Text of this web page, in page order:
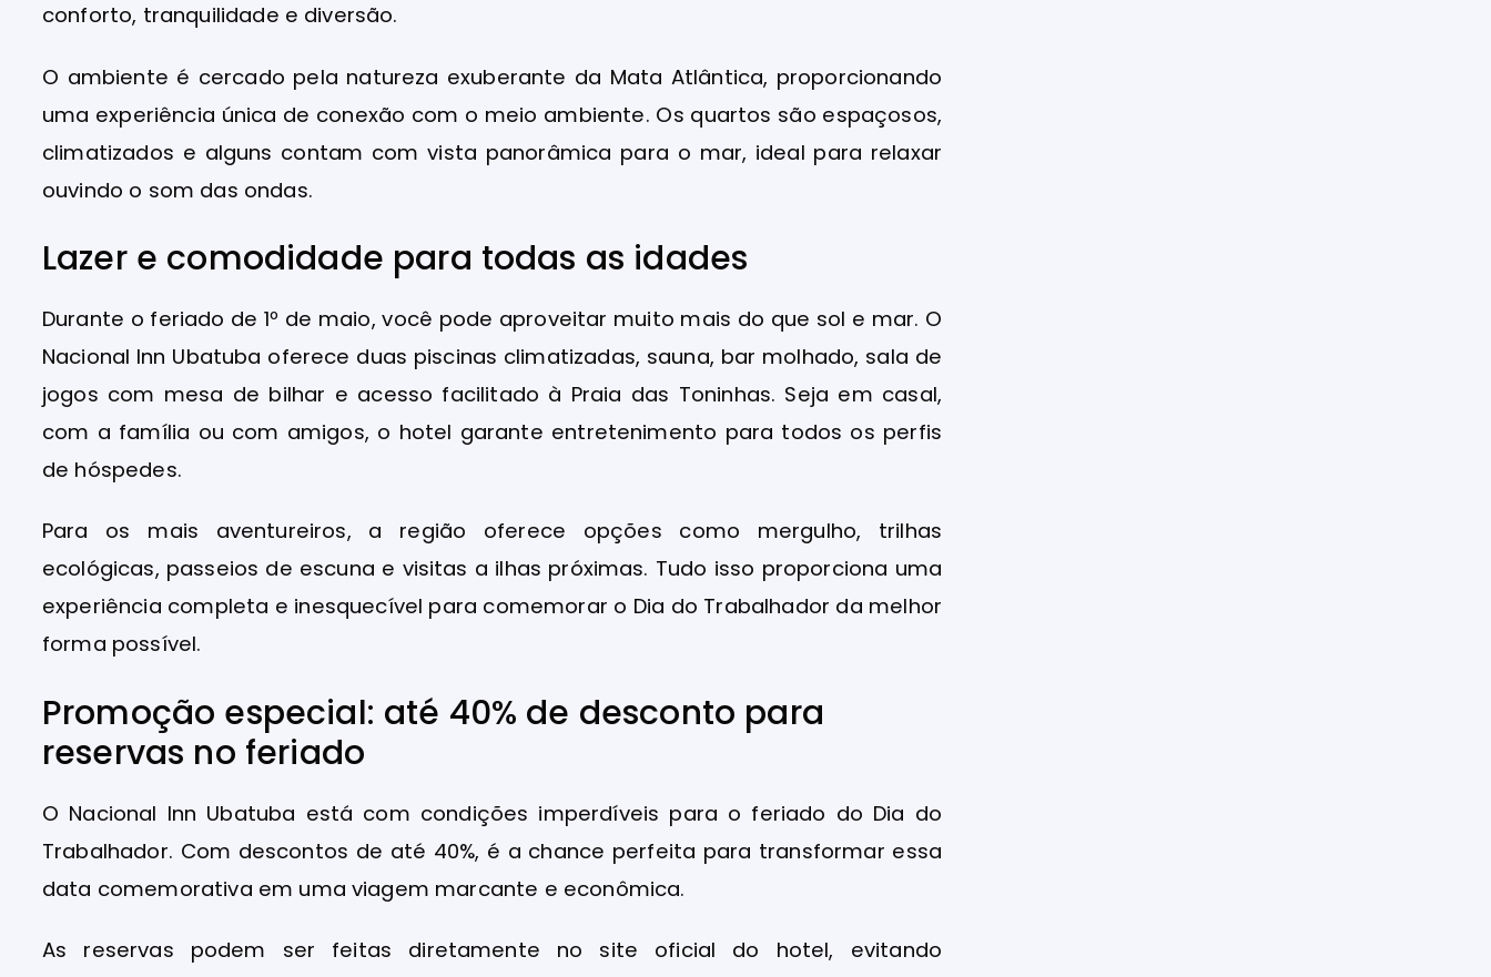
conforto, tranquilidade e diversão.
O ambiente é cercado pela natureza exuberante da Mata Atlântica, proporcionando
uma experiência única de conexão com o meio ambiente. Os quartos são espaçosos,
climatizados e alguns contam com vista panorâmica para o mar, ideal para relaxar
ouvindo o som das ondas.
Lazer e comodidade para todas as idades
Durante o feriado de 1º de maio, você pode aproveitar muito mais do que sol e mar. O
Nacional Inn Ubatuba oferece duas piscinas climatizadas, sauna, bar molhado, sala de
jogos com mesa de bilhar e acesso facilitado à Praia das Toninhas. Seja em casal,
com a família ou com amigos, o hotel garante entretenimento para todos os perfis
de hóspedes.
Para os mais aventureiros, a região oferece opções como mergulho, trilhas
ecológicas, passeios de escuna e visitas a ilhas próximas. Tudo isso proporciona uma
experiência completa e inesquecível para comemorar o Dia do Trabalhador da melhor
forma possível.
Promoção especial: até 40% de desconto para
reservas no feriado
O Nacional Inn Ubatuba está com condições imperdíveis para o feriado do Dia do
Trabalhador. Com descontos de até 40%, é a chance perfeita para transformar essa
data comemorativa em uma viagem marcante e econômica.
As reservas podem ser feitas diretamente no site oficial do hotel, evitando